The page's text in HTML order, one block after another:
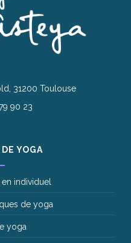
31200 Toulouse
90 23
YOGA
individuel
de yoga
yoga